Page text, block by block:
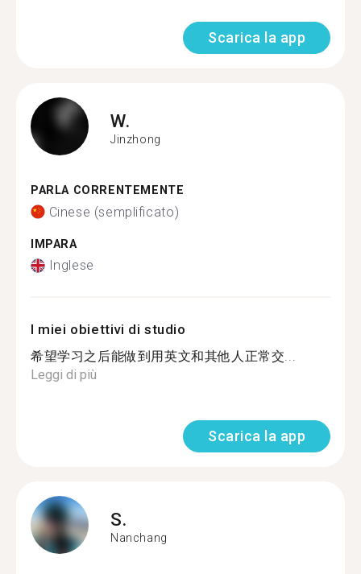
Scarica la app
W.
Jinzhong
PARLA CORRENTEMENTE
Cinese (semplificato)
IMPARA
Inglese
I miei obiettivi di studio
希望学习之后能做到用英文和其他人正常交...
Leggi di più
Scarica la app
S.
Nanchang